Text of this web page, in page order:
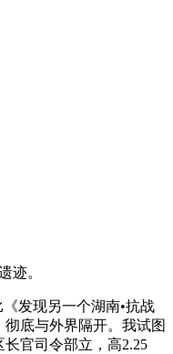
迹。
发现另一个湖南•抗战
底与外界隔开。我试图
官司令部立，高2.25